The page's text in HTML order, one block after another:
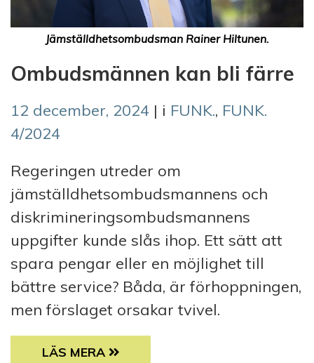
Jämställdhetsombudsman Rainer Hiltunen.
Ombudsmännen kan bli färre
12 december, 2024 | i FUNK., FUNK.
4/2024
Regeringen utreder om
jämställdhetsombudsmannens och
diskrimineringsombudsmannens
uppgifter kunde slås ihop. Ett sätt att
spara pengar eller en möjlighet till
bättre service? Båda, är förhoppningen,
men förslaget orsakar tvivel.
OMBUDSMÄNNEN KAN BLI FÄRRE
LÄS MERA